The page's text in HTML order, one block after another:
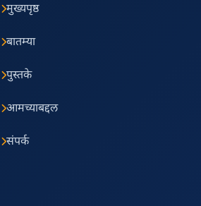
मुख्यपृष्ठ
बातम्या
पुस्तके
आमच्याबद्दल
संपर्क